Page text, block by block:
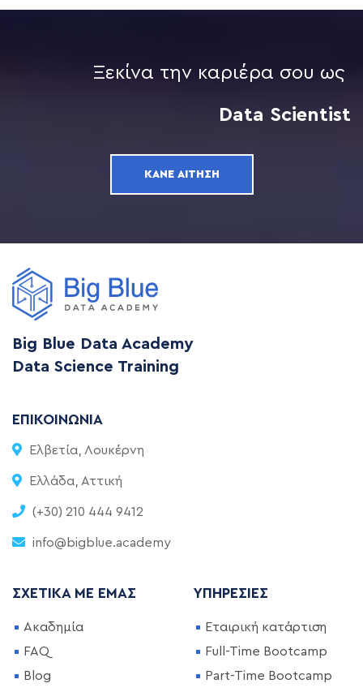
Ξεκίνα την καριέρα σου ως
Data Scientist
ΚΆΝΕ ΑΊΤΗΣΗ
Big Blue Data Academy
Data Science Training
ΕΠΙΚΟΙΝΩΝΊΑ
Ελβετία, Λουκέρνη
Ελλάδα, Αττική
(+30) 210 444 9412
info@bigblue.academy
ΣΧΕΤΙΚΆ ΜΕ ΕΜΆΣ
Ακαδημία
FAQ
Blog
ΥΠΗΡΕΣΊΕΣ
Εταιρική κατάρτιση
Full-Time Bootcamp
Part-Time Bootcamp